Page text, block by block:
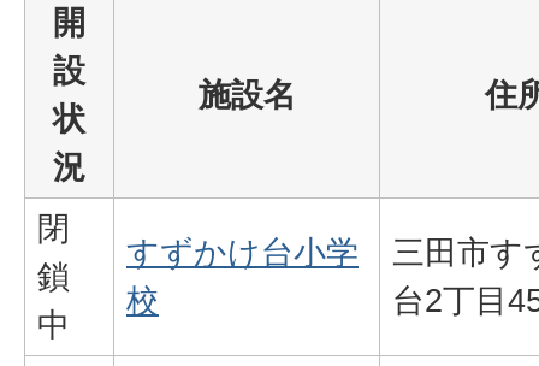
開
設
状
況
施設名 住
閉
鎖
中
すずかけ台小学
校
三田市す
台2丁目